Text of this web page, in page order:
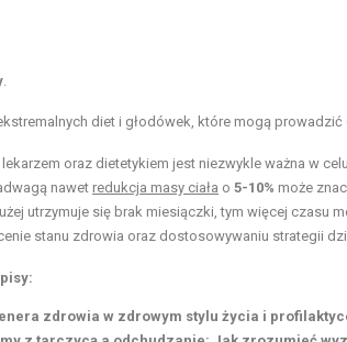
diet i głodówek, które mogą
oraz dietetykiem jest niezwykle ważna w
nawet redukcja masy ciała o 5-10% może
utrzymuje się brak miesiączki, tym więcej czasu
stanu zdrowia oraz dostosowywaniu strategii
zdrowia w zdrowym stylu życia i